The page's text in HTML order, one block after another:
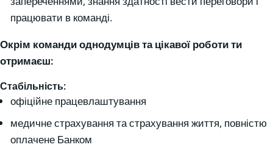
працювати в команді.
Окрім команди однодумців та цікавої роботи ти
отримаєш:
Стабільність:
офіційне працевлаштування
медичне страхування та страхування життя, повністю
оплачене Банком